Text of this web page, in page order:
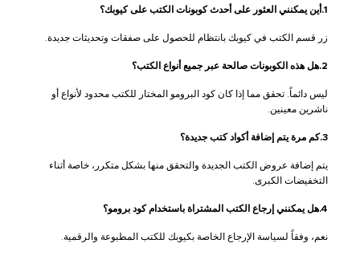
1.أين يمكنني العثور على أحدث كوبونات الكتب على كيوبك؟
زر قسم الكتب في كيوبك بانتظام للحصول على صفقات وتحديثات جديدة.
2.هل هذه الكوبونات صالحة عبر جميع أنواع الكتب؟
ليس دائماً. تحقق مما إذا كان كود البرومو المختار للكتب محدود لأنواع أو
ناشرين معينين.
3.كم مرة يتم إضافة أكواد كتب جديدة؟
يتم إضافة عروض الكتب الجديدة والتحقق منها بشكل متكرر، خاصة أثناء
التخفيضات الكبرى.
4.هل يمكنني إرجاع الكتب المشتراة باستخدام كود برومو؟
نعم، وفقاً لسياسة الإرجاع الخاصة بكيوبك للكتب المطبوعة والرقمية.